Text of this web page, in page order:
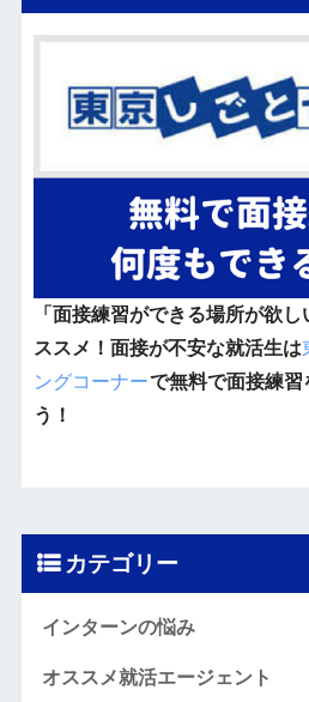
「面接練習ができる場所が欲
ススメ！面接が不安な就活生は
ングコーナーで無料で面接練習
う！
カテゴリー
インターンの悩み
オススメ就活エージェント